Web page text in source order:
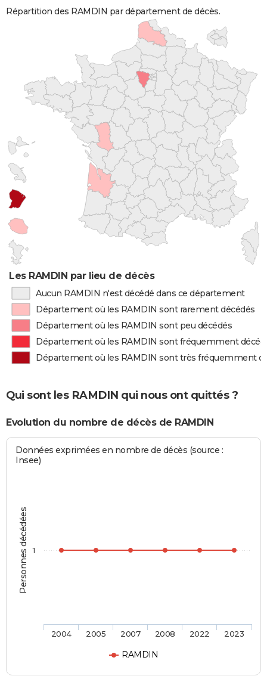
Répartition des RAMDIN par département de décès.
Les RAMDIN par lieu de décès
Aucun RAMDIN n'est décédé dans ce département
Département où les RAMDIN sont rarement décédés
Département où les RAMDIN sont peu décédés
Département où les RAMDIN sont fréquemment
Département où les RAMDIN sont très fréquemment
Qui sont les RAMDIN qui nous ont quittés ?
Evolution du nombre de décès de RAMDIN
Personnes décédées
Données exprimées en nombre de décès (source :
Insee)
RAMDIN
2004 2005 2007 2008 2022 2023
1